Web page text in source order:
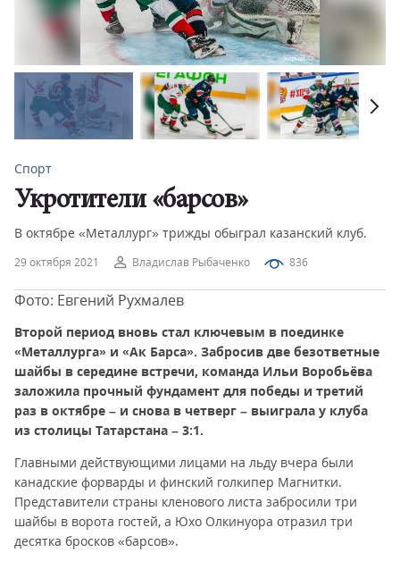
29 октября 2021 Владислав Рыбаченко 836
Спорт
Укротители «барсов»
В октябре «Металлург» трижды обыграл казанский клуб.
Фото: Евгений Рухмалев
Второй период вновь стал ключевым в поединке
«Металлурга» и «Ак Барса». Забросив две безответные
шайбы в середине встречи, команда Ильи Воробьёва
заложила прочный фундамент для победы и третий
раз в октябре – и снова в четверг – выиграла у клуба
из столицы Татарстана – 3:1.
Главными действующими лицами на льду вчера были
канадские форварды и финский голкипер Магнитки.
Представители страны кленового листа забросили три
шайбы в ворота гостей, а Юхо Олкинуора отразил три
десятка бросков «барсов».